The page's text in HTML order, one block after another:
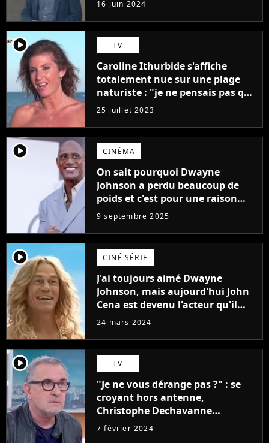
médiocres jamais réalisés"
16 juin 2024
player2 TV
Caroline Ithurbide s'affiche
totalement nue sur une plage
naturiste : "je ne pensais pas que
j'arriverais à le faire..."
25 juillet 2023
player2 CINÉMA
On sait pourquoi Dwayne
Johnson a perdu beaucoup de
poids et c'est pour une raison
importante
9 septembre 2025
player2 CINÉ SÉRIE
J'ai toujours aimé Dwayne
Johnson, mais aujourd'hui John
Cena est devenu l'acteur qu'il
rêvait d'être (et Ricky Stanicky le
24 mars 2024
player2 TV
"Je ne vous dérange pas ?" : se
croyant hors antenne,
Christophe Dechavanne
embarrasse Emilie Tran Nguyen
7 février 2024